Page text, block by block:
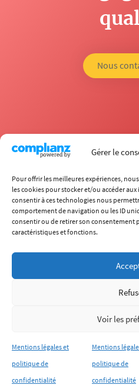
Gérer le
Pour offrir les meilleures expériences,
les cookies pour stocker et/ou accéder
consentir à ces technologies nous
comportement de navigation ou les ID
consentir ou de retirer son consentement
caractéristiques et fonctions.
Voir les
Mentions légales et
politique de
confidentialité
Mentions
politique de
confidentialité
Nous
École
Formations
International
Vie étudiante
Qui sommes-nous ?